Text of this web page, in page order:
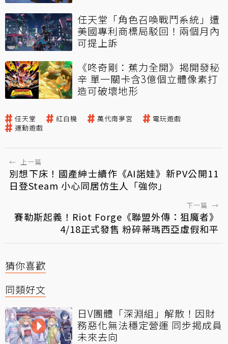
任天堂「角色召喚戰鬥系統」遭
美國專利商標局駁回！兩個月內
可提上訴
《咚奇剛：蕉力全開》揭開發秘
辛 單一關卡含3億個立體像素打
造可破壞地形
任天堂 紅白機 萬代南夢宮
電玩遊戲
運動遊戲
← 上一篇
別想下床！國產紳士續作《AI諾娃》新PV公開11
日登Steam 小心同居仿生人「強你」
下一篇 →
賽勒斯起義！Riot Forge《聯盟外傳：狙魔者》
4/18正式發售 粉碎蒂瑪西亞虛假和平
猜你喜歡
同類好文
日V團體「深淵組」解散！因財
務惡化無法穩定營運 同步揭成員
未來去向